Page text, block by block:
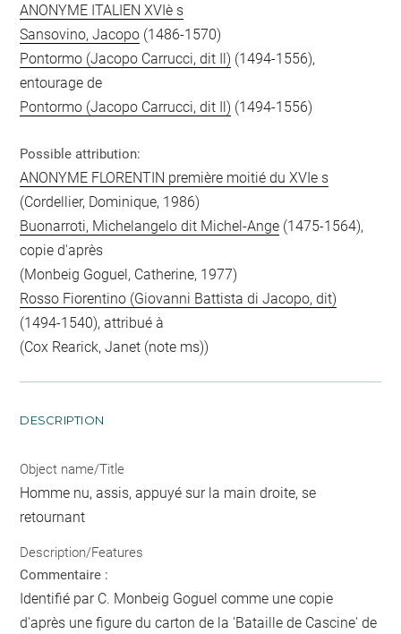
ANONYME ITALIEN XVIè s
Sansovino, Jacopo (1486-1570)
Pontormo (Jacopo Carrucci, dit Il) (1494-1556),
entourage de
Pontormo (Jacopo Carrucci, dit Il) (1494-1556)
Possible attribution:
ANONYME FLORENTIN première moitié du XVIe s
(Cordellier, Dominique, 1986)
Buonarroti, Michelangelo dit Michel-Ange (1475-1564),
copie d'après
(Monbeig Goguel, Catherine, 1977)
Rosso Fiorentino (Giovanni Battista di Jacopo, dit)
(1494-1540), attribué à
(Cox Rearick, Janet (note ms))
DESCRIPTION
Object name/Title
Homme nu, assis, appuyé sur la main droite, se
retournant
Description/Features
Commentaire :
Identifié par C. Monbeig Goguel comme une copie
d'après une figure du carton de la 'Bataille de Cascine' de